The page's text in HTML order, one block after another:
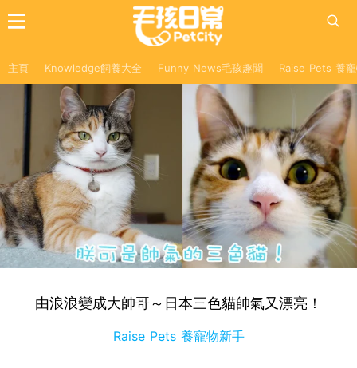
主頁 Knowledge飼養大全 Funny News毛孩趣聞 Raise Pets 養
由浪浪變成大帥哥～日本三色貓帥氣又漂亮！
Raise Pets 養寵物新手